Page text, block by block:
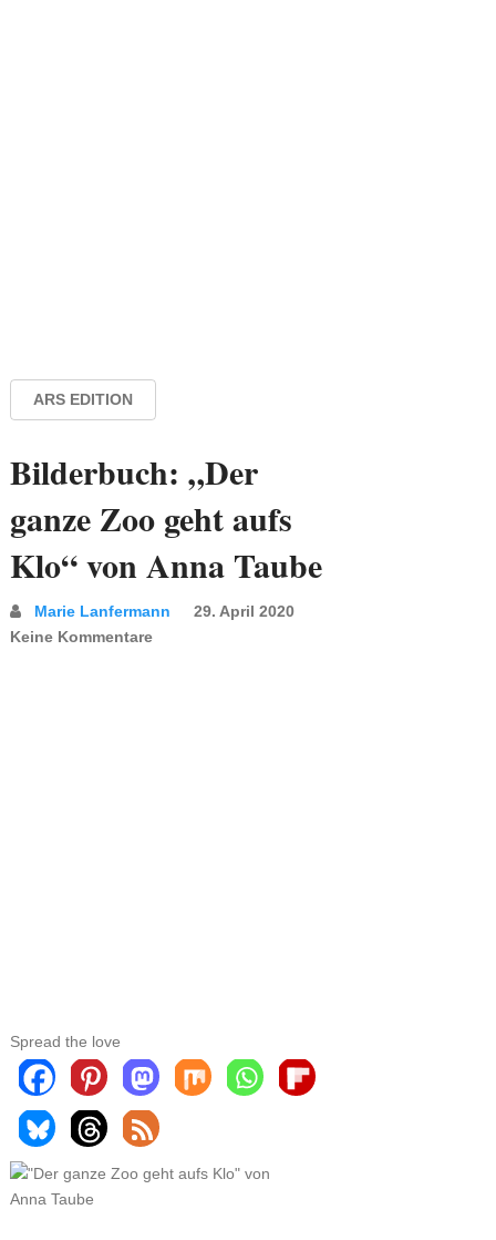
ARS EDITION
Bilderbuch: „Der
ganze Zoo geht aufs
Klo“ von Anna Taube
Marie Lanfermann
29. April 2020
Keine Kommentare
Spread the love